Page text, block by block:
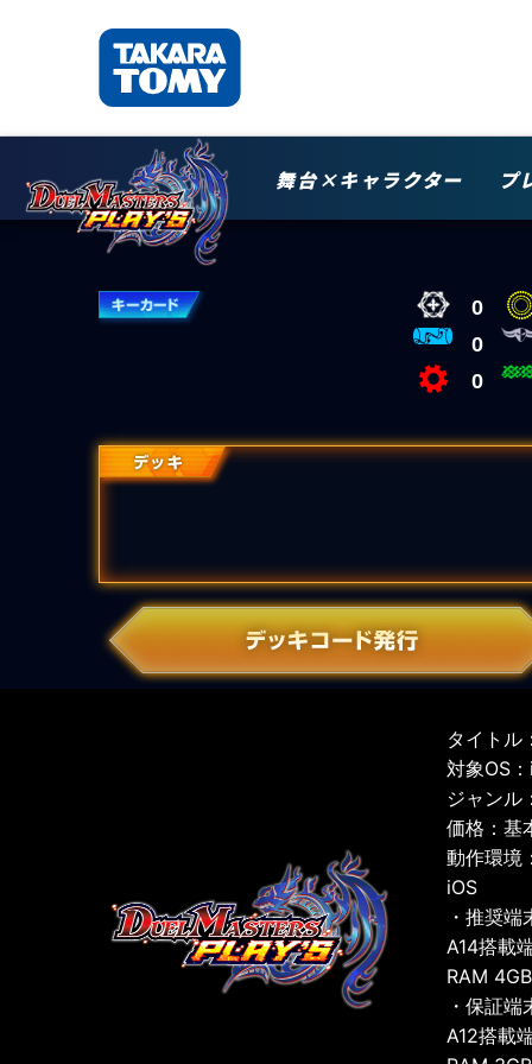
舞台×キャラクター プ
0
0
0
タイトル
対象OS
ジャンル
価格：基
動作環境
iOS
・推奨端
A14搭載
RAM
・保証端
A12搭載